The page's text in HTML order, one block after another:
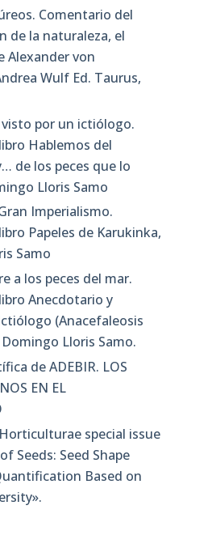
Comentario del
de la naturaleza, el
Alexander von
Wulf Ed. Taurus,
por un ictiólogo.
Hablemos del
de los peces que lo
Lloris Samo
Imperialismo.
Papeles de Karukinka,
Samo
a los peces del mar.
Anecdotario y
(Anacefaleosis
Domingo Lloris Samo.
de ADEBIR. LOS
EN EL
special issue
Seeds: Seed Shape
Based on